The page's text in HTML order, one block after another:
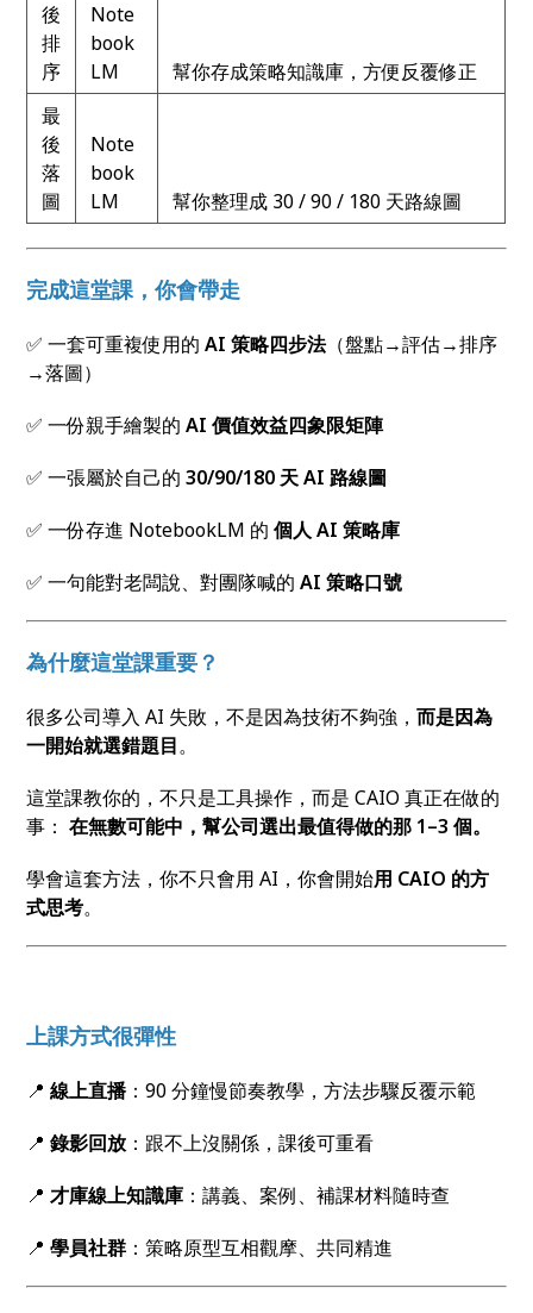
後
排
序
Note
book
LM
幫你存成策略知識庫，方便反覆修正
最
後
落
圖
Note
book
LM
幫你整理成 30 / 90 / 180 天路線圖
完成這堂課，你會帶走
✅ 一套可重複使用的AI策略四步法（盤點→評估→排序
→落圖）
✅ 一份親手繪製的AI價值效益四象限矩陣
✅ 一張屬於自己的30/90/180 天 AI 路線圖
✅ 一份存進 NotebookLM 的個人 AI策略庫
✅ 一句能對老闆說、對團隊喊的AI策略口號
為什麼這堂課重要？
很多公司導入 AI 失敗，不是因為技術不夠強，而是因為
一開始就選錯題目。
這堂課教你的，不只是工具操作，而是 CAIO 真正在做的
事：在無數可能中，幫公司選出最值得做的那 1–3個。
學會這套方法，你不只會用 AI，你會開始用 CAIO 的方
式思考。
上課方式很彈性
📍線上直播：90 分鐘慢節奏教學，方法步驟反覆示範
📍錄影回放 ：跟不上沒關係，課後可重看
📍才庫線上知識庫 ：講義、案例、補課材料隨時查
📍學員社群 ：策略原型互相觀摩、共同精進